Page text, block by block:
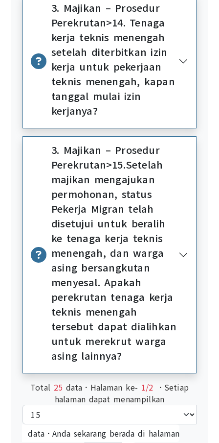
3. Majikan – Prosedur
Perekrutan>14. Tenaga
kerja teknis menengah
setelah diterbitkan izin
kerja untuk pekerjaan
teknis menengah, kapan
tanggal mulai izin
kerjanya?
3. Majikan – Prosedur
Perekrutan>15.Setelah
majikan mengajukan
permohonan, status
Pekerja Migran telah
disetujui untuk beralih
ke tenaga kerja teknis
menengah, dan warga
asing bersangkutan
menyesal. Apakah
perekrutan tenaga kerja
teknis menengah
tersebut dapat dialihkan
untuk merekrut warga
asing lainnya?
Total 25 data．Halaman ke- 1/2 ．Setiap
halaman dapat menampilkan
data．Anda sekarang berada di halaman